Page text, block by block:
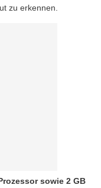
zu erkennen.
sowie 2 GB